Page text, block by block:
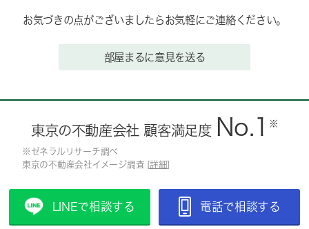
お気づきの点がございましたらお気軽にご連絡ください。
部屋まるに意見を送る
東京の不動産会社 顧客満足度 No.1 ※
※ゼネラルリサーチ調べ
東京の不動産会社イメージ調査 [詳細]
LINEで相談する 電話で相談する